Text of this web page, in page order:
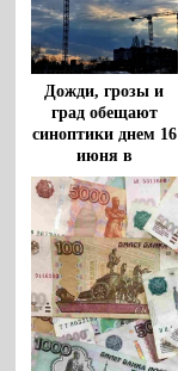
Дожди, грозы и
град обещают
синоптики днем 16
июня в
Воронежской
области